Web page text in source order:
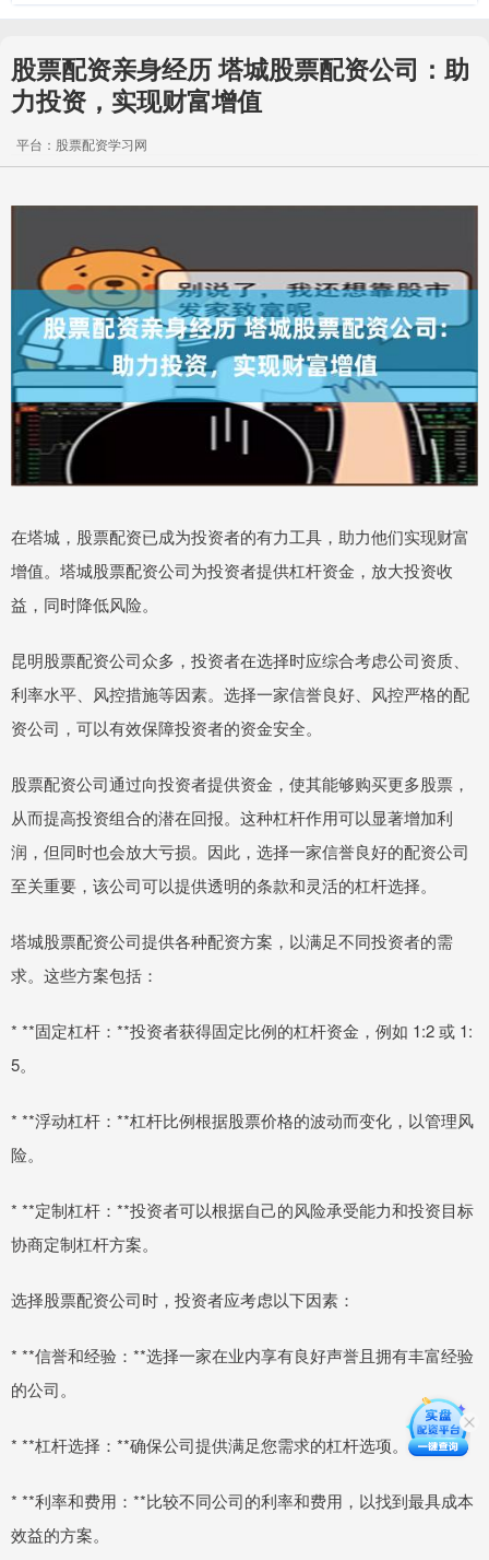
股票配资亲身经历 塔城股票配资公司：助
力投资，实现财富增值
平台：股票配资学习网
在塔城，股票配资已成为投资者的有力工具，助力他们实现财富
增值。塔城股票配资公司为投资者提供杠杆资金，放大投资收
益，同时降低风险。
昆明股票配资公司众多，投资者在选择时应综合考虑公司资质、
利率水平、风控措施等因素。选择一家信誉良好、风控严格的配
资公司，可以有效保障投资者的资金安全。
股票配资公司通过向投资者提供资金，使其能够购买更多股票，
从而提高投资组合的潜在回报。这种杠杆作用可以显著增加利
润，但同时也会放大亏损。因此，选择一家信誉良好的配资公司
至关重要，该公司可以提供透明的条款和灵活的杠杆选择。
塔城股票配资公司提供各种配资方案，以满足不同投资者的需
求。这些方案包括：
* **固定杠杆：**投资者获得固定比例的杠杆资金，例如 1:2 或 1:
5。
* **浮动杠杆：**杠杆比例根据股票价格的波动而变化，以管理风
险。
* **定制杠杆：**投资者可以根据自己的风险承受能力和投资目标
协商定制杠杆方案。
选择股票配资公司时，投资者应考虑以下因素：
* **信誉和经验：**选择一家在业内享有良好声誉且拥有丰富经验
的公司。
* **杠杆选择：**确保公司提供满足您需求的杠杆选项。
* **利率和费用：**比较不同公司的利率和费用，以找到最具成本
效益的方案。